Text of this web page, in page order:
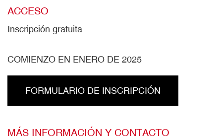
ACCESO
Inscripción gratuita
COMIENZO EN ENERO DE 2025
FORMULARIO DE INSCRIPCIÓN
MÁS INFORMACIÓN Y CONTACTO